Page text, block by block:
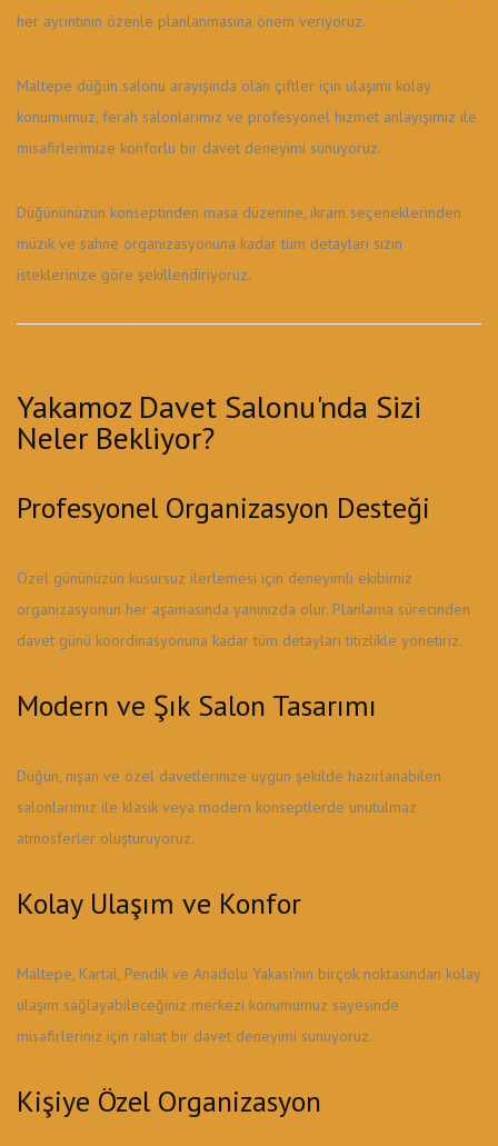
her ayrıntının özenle planlanmasına önem veriyoruz.
Maltepe düğün salonu arayışında olan çiftler için ulaşımı kolay
konumumuz, ferah salonlarımız ve profesyonel hizmet anlayışımız ile
misafirlerimize konforlu bir davet deneyimi sunuyoruz.
Düğününüzün konseptinden masa düzenine, ikram seçeneklerinden
müzik ve sahne organizasyonuna kadar tüm detayları sizin
isteklerinize göre şekillendiriyoruz.
Yakamoz Davet Salonu'nda Sizi
Neler Bekliyor?
Profesyonel Organizasyon Desteği
Özel gününüzün kusursuz ilerlemesi için deneyimli ekibimiz
organizasyonun her aşamasında yanınızda olur. Planlama sürecinden
davet günü koordinasyonuna kadar tüm detayları titizlikle yönetiriz.
Modern ve Şık Salon Tasarımı
Düğün, nişan ve özel davetlerinize uygun şekilde hazırlanabilen
salonlarımız ile klasik veya modern konseptlerde unutulmaz
atmosferler oluşturuyoruz.
Kolay Ulaşım ve Konfor
Maltepe, Kartal, Pendik ve Anadolu Yakası'nın birçok noktasından kolay
ulaşım sağlayabileceğiniz merkezi konumumuz sayesinde
misafirleriniz için rahat bir davet deneyimi sunuyoruz.
Kişiye Özel Organizasyon